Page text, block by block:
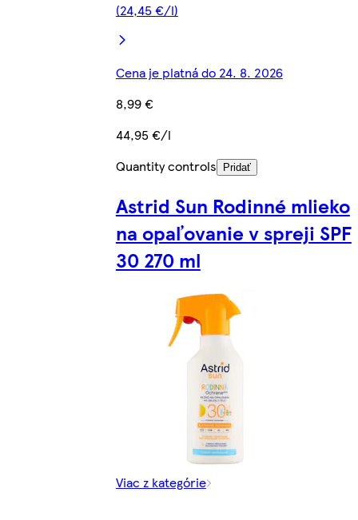
(24,45 €/l)
Cena je platná do 24. 8. 2026
8,99 €
44,95 €/l
Quantity controls
Pridať
Astrid Sun Rodinné mlieko
na opaľovanie v spreji SPF
30 270 ml
Viac z kategórie